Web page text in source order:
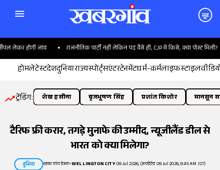
मूड
होगी जांच राजनीतिक पार्टी नहीं लेकिन पद वैसे ही, CJP में किसे, क्या पोस्ट मिली?
होमलेटेस्टदेशदुनियाराज्यस्पोर्ट्सएंटरटेनमेंटधर्म-कर्मलाइफस्टाइल
ट्रेंडिंग: शेख हसीना बृजभूषण सिंह प्रशांत किशोर मानसून
टैरिफ फ्री करार, तगड़े मुनाफे की उम्मीद, न्यूजीलैंड डील से
भारत को क्या मिलेगा?
दुनिया खबरगांव डेस्क•WELLINGTON CITY09 Jul 2026, (अपडेटेड 09 Jul 2026, 9:45 AM IST)